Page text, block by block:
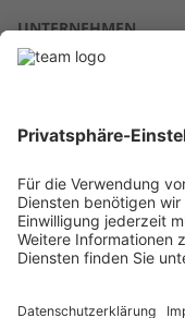
UNTERNEHMEN
Über uns
Karriere
Kontakt
RECHTLICHES